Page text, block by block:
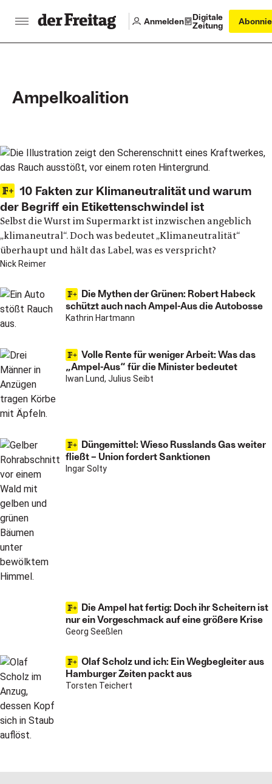
Anmelden
Digitale
Zeitung
Ampelkoalition
Main articles
10 Fakten zur Klimaneutralität und warum
der Begriff ein Etikettenschwindel ist
Selbst die Wurst im Supermarkt ist inzwischen angeblich
„klimaneutral“. Doch was bedeutet „Klimaneutralität“
überhaupt und hält das Label, was es verspricht?
Nick Reimer
Die Mythen der Grünen: Robert Habeck
schützt auch nach Ampel-Aus die Autobosse
Kathrin Hartmann
Volle Rente für weniger Arbeit: Was das
„Ampel-Aus“ für die Minister bedeutet
Iwan Lund, Julius Seibt
Düngemittel: Wieso Russlands Gas weiter
fließt – Union fordert Sanktionen
Ingar Solty
Die Ampel hat fertig: Doch ihr Scheitern ist
nur ein Vorgeschmack auf eine größere Krise
Georg Seeßlen
Olaf Scholz und ich: Ein Wegbegleiter aus
Hamburger Zeiten packt aus
Torsten Teichert